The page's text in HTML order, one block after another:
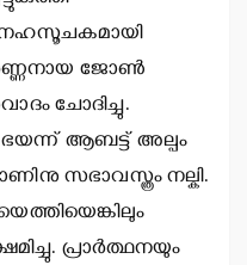
ജോണ്‍
ചോദിച്ചു.
ആബട്ട് അല്പം
സഭാവസ്ത്രം നല്കി.
പ്രാര്‍ത്ഥനയും